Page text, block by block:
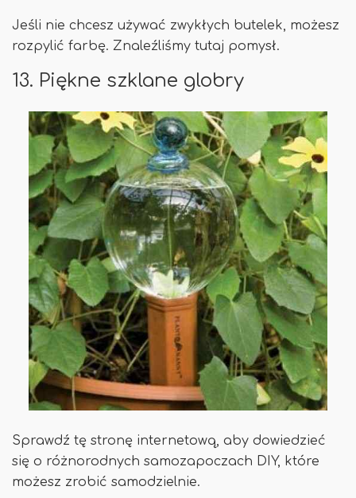
Jeśli nie chcesz używać zwykłych butelek, możesz
rozpylić farbę. Znaleźliśmy tutaj pomysł.
13. Piękne szklane globry
Sprawdź tę stronę internetową, aby dowiedzieć
się o różnorodnych samozapoczach DIY, które
możesz zrobić samodzielnie.